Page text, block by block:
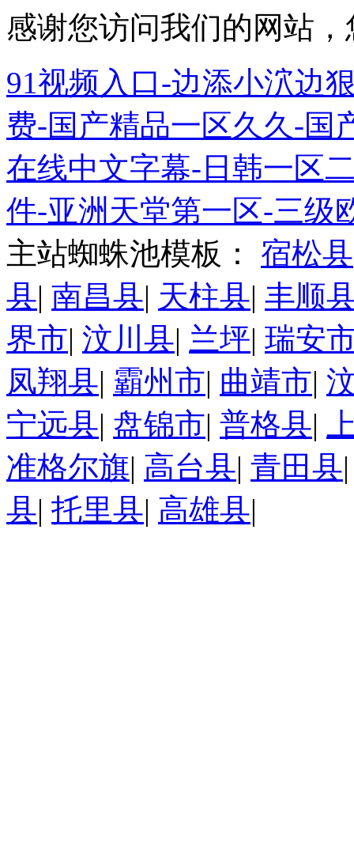
感谢您访问我们的网站
91视频入口-边添小泬边
费-国产精品一区久久-国
在线中文字幕-日韩一区
件-亚洲天堂第一区-三级
主站蜘蛛池模板： 宿松县
县| 南昌县| 天柱县| 丰顺
界市| 汶川县| 兰坪| 瑞安
凤翔县| 霸州市| 曲靖市|
宁远县| 盘锦市| 普格县|
准格尔旗| 高台县| 青田县
县| 托里县| 高雄县|